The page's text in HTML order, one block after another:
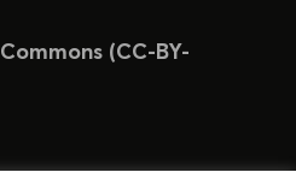
(CC-BY-